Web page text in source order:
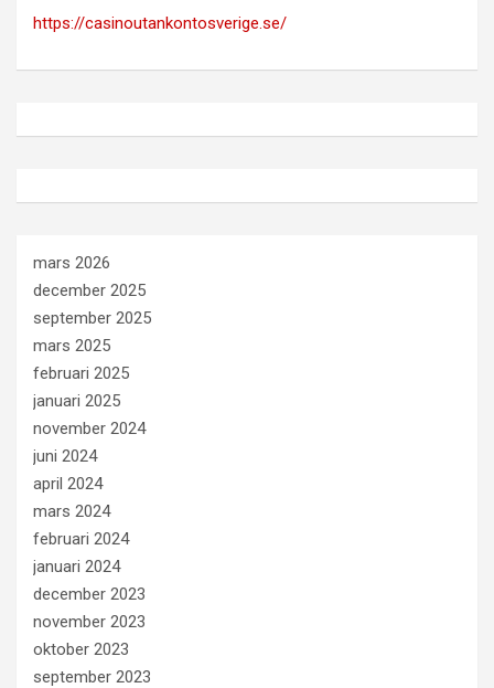
https://casinoutankontosverige.se/
mars 2026
december 2025
september 2025
mars 2025
februari 2025
januari 2025
november 2024
juni 2024
april 2024
mars 2024
februari 2024
januari 2024
december 2023
november 2023
oktober 2023
september 2023